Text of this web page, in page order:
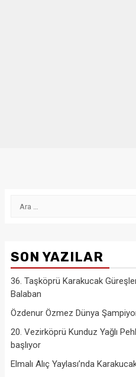
Arama:
SON YAZILAR
36. Taşköprü Karakucak
Balaban
Özdenur Özmez Dünya
20. Vezirköprü Kunduz Yağlı
başlıyor
Elmalı Alıç Yaylası’nda